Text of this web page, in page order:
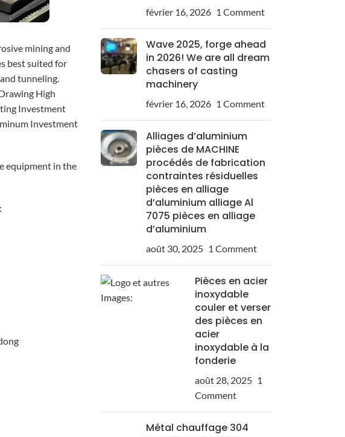
mining and
best suited for
tunneling.
High
Investment
Investment
equipment in the
février 16, 2026 1 Comment
Wave 2025, forge ahead
in 2026! We are all dream
chasers of casting
machinery
février 16, 2026 1 Comment
Alliages d’aluminium
pièces de MACHINE
procédés de fabrication
contraintes résiduelles
pièces en alliage
d’aluminium alliage Al
7075 pièces en alliage
d’aluminium
août 30, 2025 1 Comment
Pièces en acier
inoxydable
couler et verser
des pièces en
acier
inoxydable à la
fonderie
août 28, 2025 1
Comment
Métal chauffage 304